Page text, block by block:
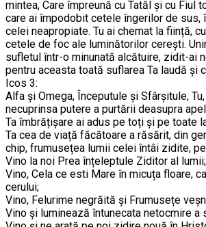
mintea, Care împreună cu Tatăl și cu Fiul
care ai împodobit cetele îngerilor de sus,
celei neapropiate. Tu ai chemat la ființă,
cetele de foc ale luminătorilor cerești.
sufletul într-o minunată alcătuire, zidit-ai
pentru aceasta toată suflarea Ta laudă și
Icos 3:
Alfa și Omega, Începutule și Sfârșitule,
necuprinsa putere a purtării deasupra
Ta îmbrățișare ai adus pe toți și pe toate
Ta cea de viață făcătoare a răsărit, din
chip, frumusețea lumii celei întâi zidite,
Vino la noi Prea înțeleptule Ziditor al lumii;
Vino, Cela ce esti Mare în micuța floare,
cerului;
Vino, Felurime negrăită și Frumusețe
Vino și luminează întunecata netocmire a